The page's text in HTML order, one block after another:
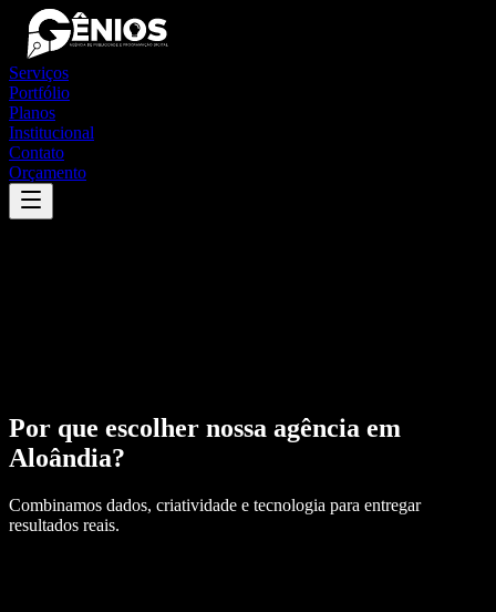
Serviços
Portfólio
Planos
Institucional
Contato
Orçamento
Por que escolher nossa agência em
Aloândia?
Combinamos dados, criatividade e tecnologia para entregar
resultados reais.